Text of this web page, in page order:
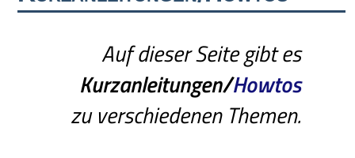
Auf dieser Seite gibt es
Kurzanleitungen/Howtos
zu verschiedenen Themen.